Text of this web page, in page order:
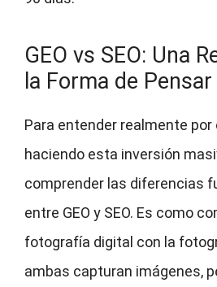
GEO vs SEO: Una
la Forma de
Para entender realmente por
haciendo esta inversión
comprender las diferencias
entre GEO y SEO. Es como
fotografía digital con la
ambas capturan imágenes,